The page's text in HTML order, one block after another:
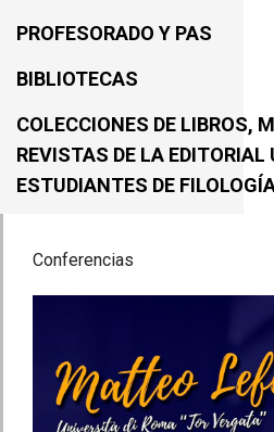
PROFESORADO Y PAS
BIBLIOTECAS
COLECCIONES DE LIBROS,
REVISTAS DE LA EDITORIAL
ESTUDIANTES DE
Conferencias